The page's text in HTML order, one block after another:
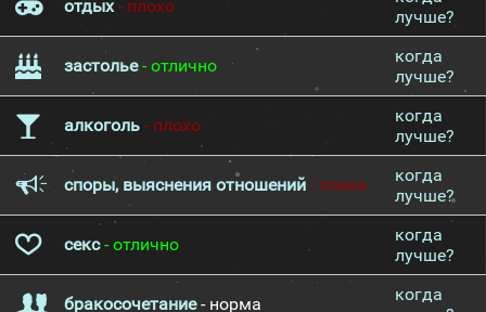
отдых- плохо
лучше?
застолье- отлично
когда
лучше?
алкоголь - плохо
когда
лучше?
споры, выяснения отношений - плохо
когда
лучше?
секс- отлично
когда
лучше?
бракосочетание- норма
когда